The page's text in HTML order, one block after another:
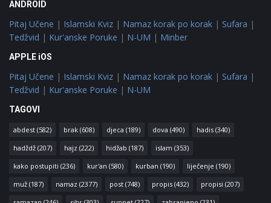
ANDROID
Pitaj Učene | Islamski Kviz | Namaz korak po korak | Sufara |
Tedžvid | Kur'anske Poruke | N-UM | Minber
APPLE iOS
Pitaj Učene | Islamski Kviz | Namaz korak po korak | Sufara |
Tedžvid | Kur'anske Poruke | N-UM
TAGOVI
abdest (582) brak (608) djeca (189) dova (490) hadis (340)
hadždž (207) hajz (222) hidžab (187) islam (353)
kako postupiti (236) kur'an (580) kurban (190) liječenje (190)
muž (187) namaz (2377) post (748) propis (432) propisi (207)